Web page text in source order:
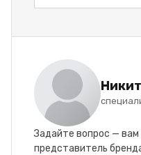
Задайте вопрос —
представитель